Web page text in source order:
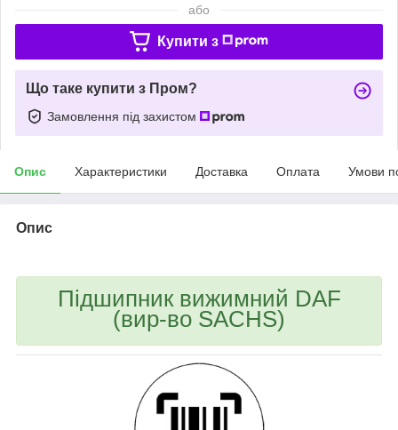
або
Купити з
Що таке купити з Пром?
Замовлення під захистом
Опис Характеристики Доставка Оплата Умови
Опис
Підшипник вижимний DAF
(вир-во SACHS)